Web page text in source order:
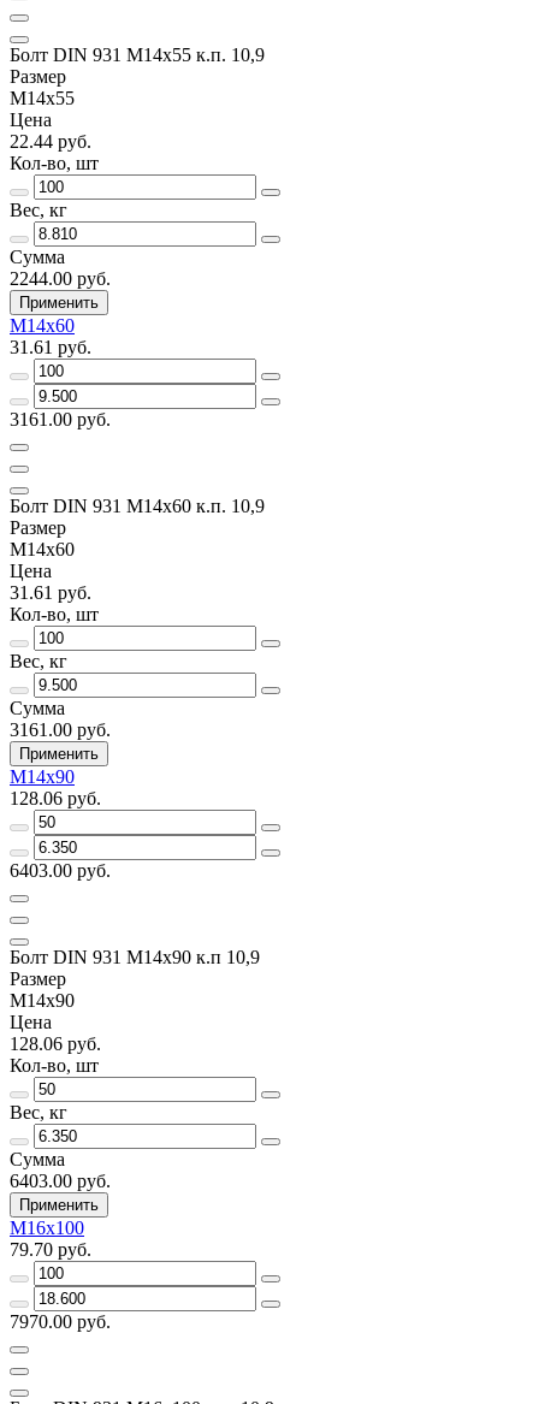
Болт DIN 931 М14х55 к.п. 10,9
Размер
М14х55
Цена
22.44 руб.
Кол-во, шт
Вес, кг
Сумма
2244.00 руб.
Применить
М14х60
31.61 руб.
3161.00 руб.
Болт DIN 931 М14х60 к.п. 10,9
Размер
М14х60
Цена
31.61 руб.
Кол-во, шт
Вес, кг
Сумма
3161.00 руб.
Применить
М14х90
128.06 руб.
6403.00 руб.
Болт DIN 931 М14х90 к.п 10,9
Размер
М14х90
Цена
128.06 руб.
Кол-во, шт
Вес, кг
Сумма
6403.00 руб.
Применить
М16х100
79.70 руб.
7970.00 руб.